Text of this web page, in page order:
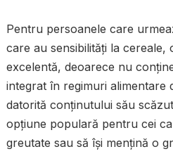
Pentru persoanele care
care au sensibilități la cereale,
excelentă, deoarece nu
integrat în regimuri alimentare
datorită conținutului său
opțiune populară pentru cei
greutate sau să își mențină o